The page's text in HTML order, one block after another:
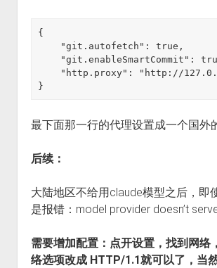
{
}
最下面那一行的代理设置成一个国外
后续：
大陆地区不给用claude模型之后，即
是报错：model provider doesn’t
需要增加配置：点开设置，找到网络
络选项改成 HTTP/1.1就可以了，当